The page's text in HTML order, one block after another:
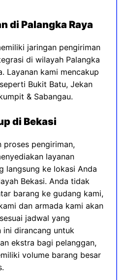
di Palangka Raya
jaringan pengiriman
di wilayah Palangka
Layanan kami mencakup
Bukit Batu, Jekan
& Sabangau.
di Bekasi
proses pengiriman,
layanan
langsung ke lokasi Anda
Bekasi. Anda tidak
barang ke gudang kami,
dan armada kami akan
jadwal yang
ini dirancang untuk
ekstra bagi pelanggan,
volume barang besar